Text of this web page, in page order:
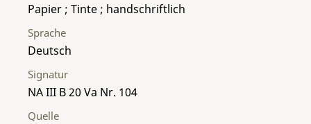
Papier ; Tinte ; handschriftlich
Sprache
Deutsch
Signatur
NA III B 20 Va Nr. 104
Quelle